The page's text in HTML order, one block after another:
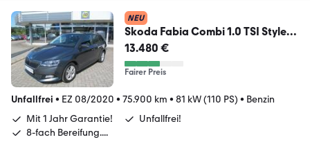
NEU
Skoda Fabia Combi 1.0 TSI Style
(110 PS) m. Garantie..
13.480 €
Fairer Preis
Unfallfrei • EZ 08/2020 • 75.900 km • 81 kW (110 PS) • Benzin
Mit 1 Jahr Garantie!
Unfallfrei!
8-fach Bereifung....